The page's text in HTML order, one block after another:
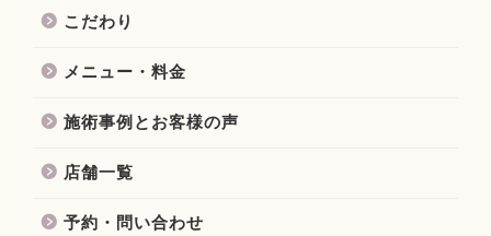
こだわり
メニュー・料金
施術事例とお客様の声
店舗一覧
予約・問い合わせ